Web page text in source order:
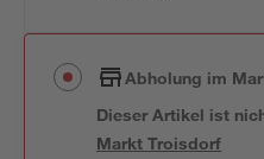
Abholung im
Dieser Artikel ist
MarktTroisdorf